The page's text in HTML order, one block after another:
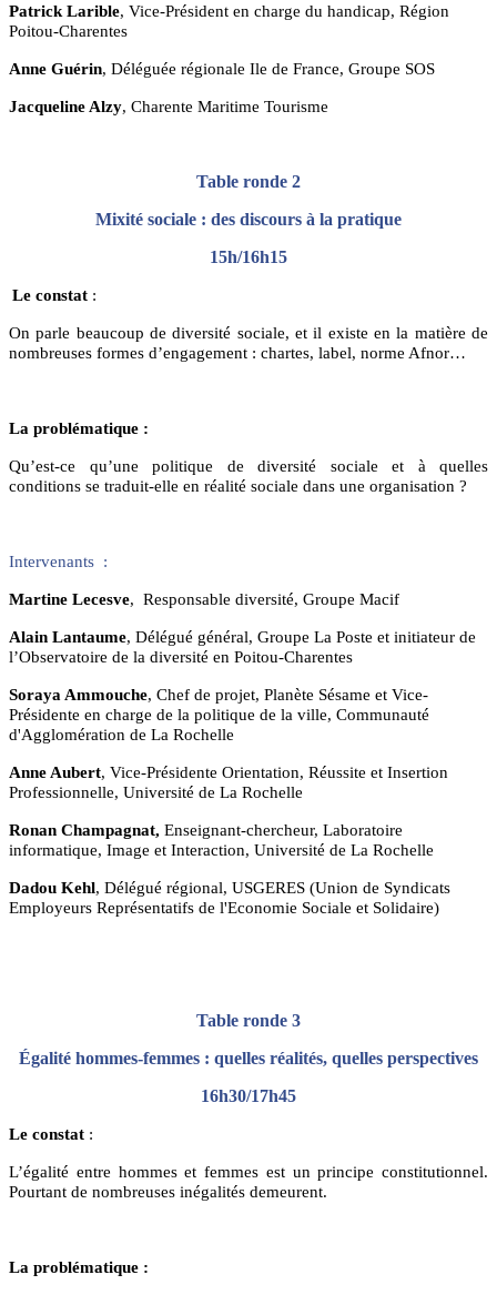
Patrick Larible, Vice-Président en charge du handicap, Région
Poitou-Charentes
Anne Guérin, Déléguée régionale Ile de France, Groupe SOS
Jacqueline Alzy, Charente Maritime Tourisme
Table ronde 2
Mixité sociale : des discours à la pratique
15h/16h15
Le constat :
On parle beaucoup de diversité sociale, et il existe en la matière de
nombreuses formes d’engagement : chartes, label, norme Afnor…
La problématique :
Qu’est-ce qu’une politique de diversité sociale et à quelles
conditions se traduit-elle en réalité sociale dans une organisation ?
Intervenants :
Martine Lecesve, Responsable diversité, Groupe Macif
Alain Lantaume, Délégué général, Groupe La Poste et initiateur de
l’Observatoire de la diversité en Poitou-Charentes
Soraya Ammouche, Chef de projet, Planète Sésame et Vice-
Présidente en charge de la politique de la ville, Communauté
d'Agglomération de La Rochelle
Anne Aubert, Vice-Présidente Orientation, Réussite et Insertion
Professionnelle, Université de La Rochelle
Ronan Champagnat, Enseignant-chercheur, Laboratoire
informatique, Image et Interaction, Université de La Rochelle
Dadou Kehl, Délégué régional, USGERES (Union de Syndicats
Employeurs Représentatifs de l'Economie Sociale et Solidaire)
Table ronde 3
Égalité hommes-femmes : quelles réalités, quelles perspectives
16h30/17h45
Le constat :
L’égalité entre hommes et femmes est un principe constitutionnel.
Pourtant de nombreuses inégalités demeurent.
La problématique :